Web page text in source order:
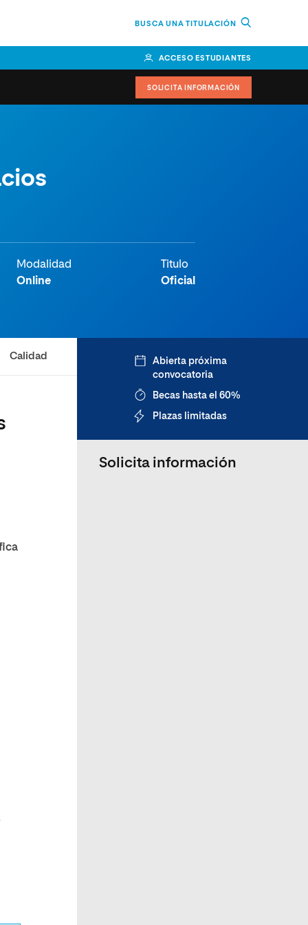
BUSCA UNA TITULACIÓN
ACCESO ESTUDIANTES
SOLICITA INFORMACIÓN
Modalidad
Online
Titulo
Oficial
Calidad
Abierta próxima
convocatoria
Becas hasta el 60%
Plazas limitadas
Solicita información